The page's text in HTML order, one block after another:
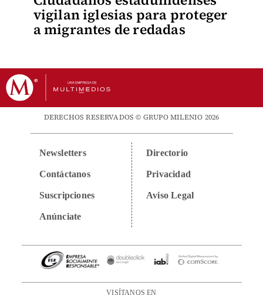
vigilan iglesias para proteger
a migrantes de redadas
DERECHOS RESERVADOS © GRUPO MILENIO 2026
Newsletters
Contáctanos
Suscripciones
Anúnciate
Directorio
Privacidad
Aviso Legal
VISÍTANOS EN